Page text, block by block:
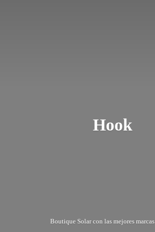
Hook
Boutique Solar con las mejores marcas